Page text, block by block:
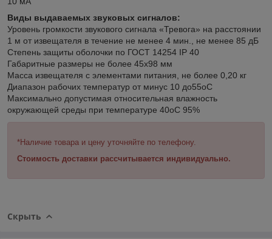
Виды выдаваемых звуковых сигналов:
Уровень громкости звукового сигнала «Тревога» на расстоянии
1 м от извещателя в течение не менее 4 мин., не менее 85 дБ
Степень защиты оболочки по ГОСТ 14254 IP 40
Габаритные размеры не более 45x98 мм
Масса извещателя с элементами питания, не более 0,20 кг
Диапазон рабочих температур от минус 10 до55oС
Максимально допустимая относительная влажность
окружающей среды при температуре 40oС 95%
*Наличие товара и цену уточняйте по телефону.
Стоимость доставки рассчитывается индивидуально.
Скрыть